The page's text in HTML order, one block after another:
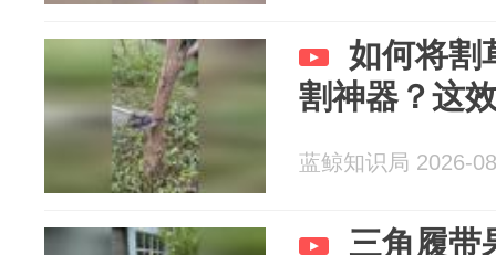
如何将割
割神器？这
蓝鲸知识局 2026-
三角履带